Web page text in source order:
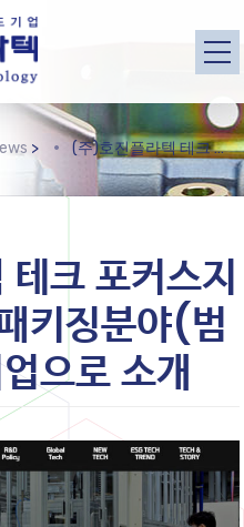
> (주)호진플라텍 테크 포커스지에 첨단 반도체 패키징분야(범프도금) 선도 기업으로 소개
크 포커스지
키징분야(범
으로 소개